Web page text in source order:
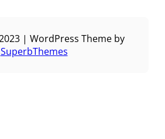
| WordPress Theme by
SuperbThemes